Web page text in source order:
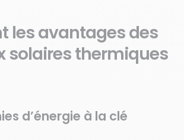
les avantages des
solaires thermiques
d’énergie à la clé